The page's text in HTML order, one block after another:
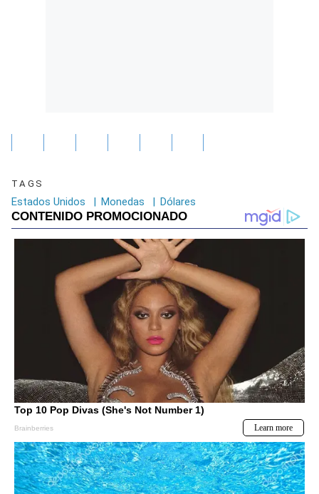
TAGS
Estados Unidos | Monedas | Dólares